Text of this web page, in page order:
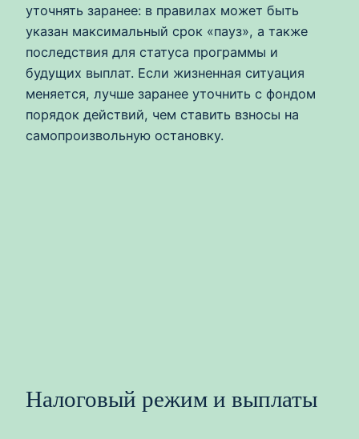
уточнять заранее: в правилах может быть
указан максимальный срок «пауз», а также
последствия для статуса программы и
будущих выплат. Если жизненная ситуация
меняется, лучше заранее уточнить с фондом
порядок действий, чем ставить взносы на
самопроизвольную остановку.
Налоговый режим и выплаты